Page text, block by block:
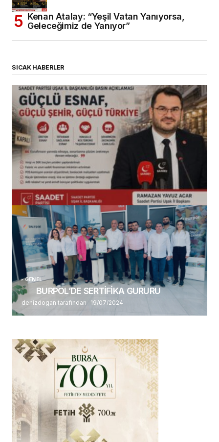
Kenan Atalay: “Yeşil Vatan Yanıyorsa,
Geleceğimiz de Yanıyor”
SICAK HABERLER
(başlıksız)
Alaattin Karahan tarafından 14/07/2026
GENEL
BURPOL’DE SERTİFİKA GURURU
denizdogan tarafından 19/07/2024